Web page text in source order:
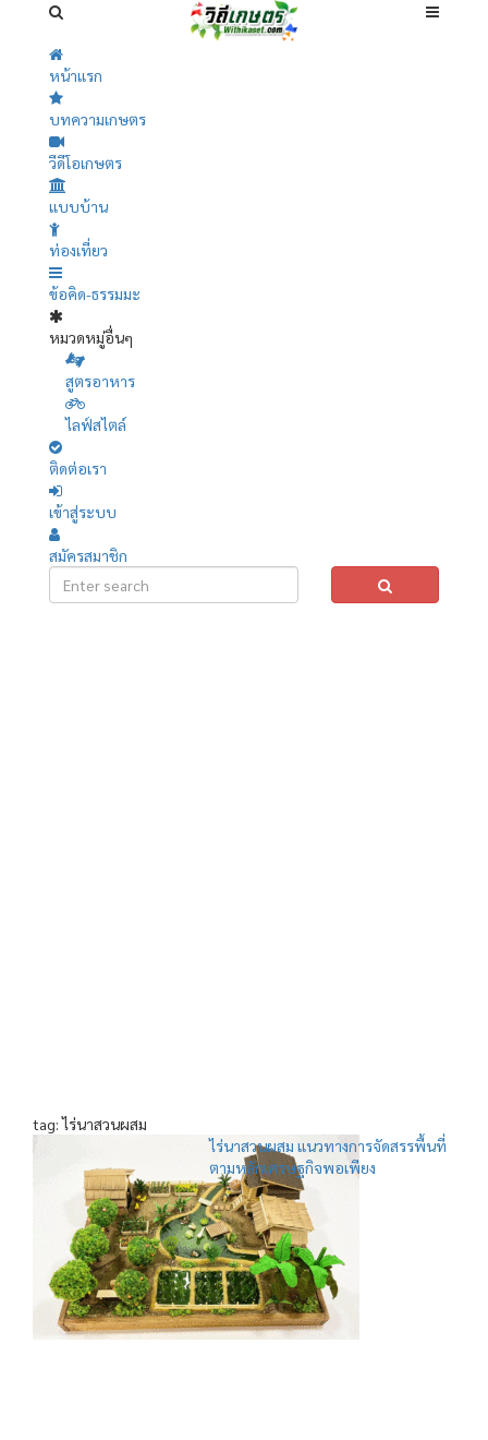
หน้าแรก
บทความเกษตร
วีดีโอเกษตร
แบบบ้าน
ท่องเที่ยว
ข้อคิด-ธรรมมะ
หมวดหมู่อื่นๆ
สูตรอาหาร
ไลฟ์สไตล์
ติดต่อเรา
เข้าสู่ระบบ
สมัครสมาชิก
tag: ไร่นาสวนผสม
ไร่นาสวนผสม แนวทางการจัดสรรพื้นที่
ตามหลักเศรษฐกิจพอเพียง